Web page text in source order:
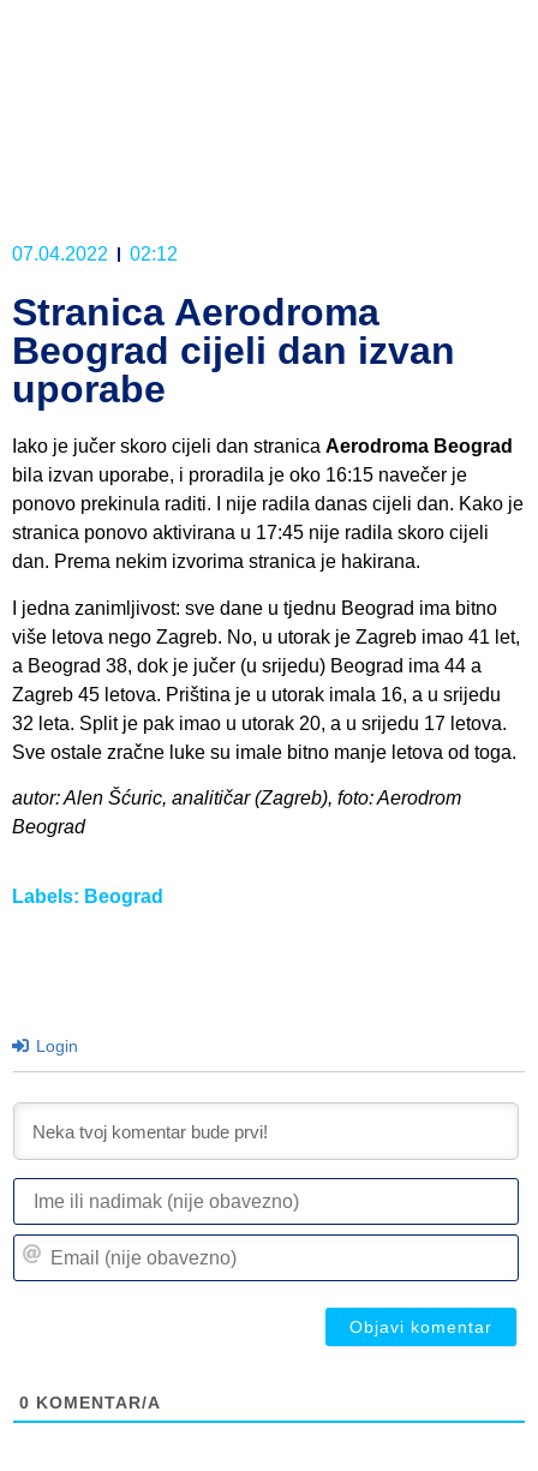
07.04.2022 02:12
Stranica Aerodroma
Beograd cijeli dan izvan
uporabe
Iako je jučer skoro cijeli dan stranica Aerodroma Beograd
bila izvan uporabe, i proradila je oko 16:15 navečer je
ponovo prekinula raditi. I nije radila danas cijeli dan. Kako je
stranica ponovo aktivirana u 17:45 nije radila skoro cijeli
dan. Prema nekim izvorima stranica je hakirana.
I jedna zanimljivost: sve dane u tjednu Beograd ima bitno
više letova nego Zagreb. No, u utorak je Zagreb imao 41 let,
a Beograd 38, dok je jučer (u srijedu) Beograd ima 44 a
Zagreb 45 letova. Priština je u utorak imala 16, a u srijedu
32 leta. Split je pak imao u utorak 20, a u srijedu 17 letova.
Sve ostale zračne luke su imale bitno manje letova od toga.
autor: Alen Šćuric, analitičar (Zagreb), foto: Aerodrom
Beograd
Labels: Beograd
Login
0 KOMENTAR/A